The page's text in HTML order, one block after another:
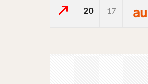
20 17